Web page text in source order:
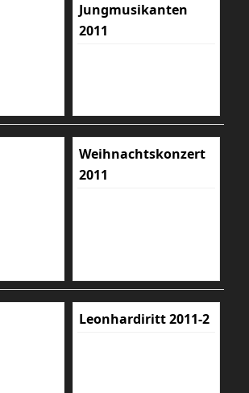
Jungmusikanten
2011
Weihnachtskonzert
2011
Leonhardiritt 2011-2